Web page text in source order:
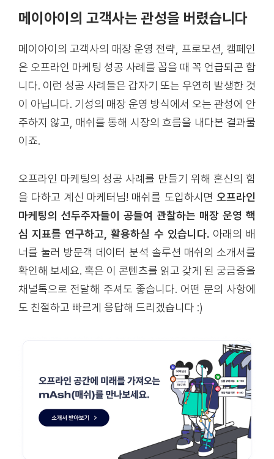
메이아이의 고객사는 관성을 버렸습니다
메이아이의 고객사의 매장 운영 전략, 프로모션, 캠페인
은 오프라인 마케팅 성공 사례를 꼽을 때 꼭 언급되곤 합
니다. 이런 성공 사례들은 갑자기 또는 우연히 발생한 것
이 아닙니다. 기성의 매장 운영 방식에서 오는 관성에 안
주하지 않고, 매쉬를 통해 시장의 흐름을 내다본 결과물
이죠.
오프라인 마케팅의 성공 사례를 만들기 위해 혼신의 힘
을 다하고 계신 마케터님! 매쉬를 도입하시면 오프라인
마케팅의 선두주자들이 공들여 관찰하는 매장 운영 핵
심 지표를 연구하고, 활용하실 수 있습니다.아래의 배
너를 눌러 방문객 데이터 분석 솔루션 매쉬의 소개서를
확인해 보세요. 혹은 이 콘텐츠를 읽고 갖게 된 궁금증을
채널톡으로 전달해 주셔도 좋습니다. 어떤 문의 사항에
도 친절하고 빠르게 응답해 드리겠습니다 :)